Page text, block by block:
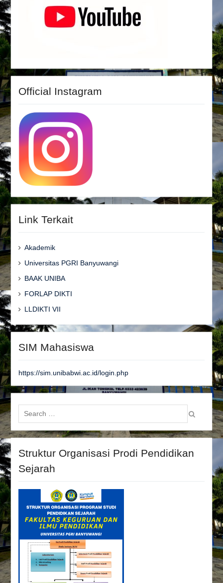
Official Instagram
Link Terkait
Akademik
Universitas PGRI Banyuwangi
BAAK UNIBA
FORLAP DIKTI
LLDIKTI VII
SIM Mahasiswa
https://sim.unibabwi.ac.id/login.php
Search
for:
Struktur Organisasi Prodi Pendidikan
Sejarah